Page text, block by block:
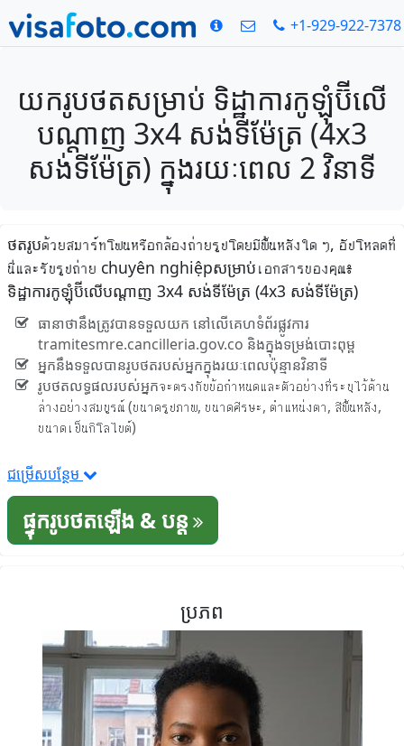
+1-929-922-7378
យករូបថតសម្រាប់ ទិដ្ឋាការកូឡុំប៊ីលើ
បណ្តាញ 3x4 សង់ទីម៉ែត្រ (4x3
សង់ទីម៉ែត្រ) ក្នុងរយៈពេល 2 វិនាទី
ថតរូបด้วยสมาร์ทโฟนหรือกล้องถ่ายรูปโดยมีพื้นหลังใด ๆ, อัปโหลดที่
นี่และรับรูปถ่าย chuyên nghiệpសម្រាប់เอกสารของคุณ៖
ទិដ្ឋាការកូឡុំប៊ីលើបណ្តាញ 3x4 សង់ទីម៉ែត្រ (4x3 សង់ទីម៉ែត្រ)
ធានាថានឹងត្រូវបានទទួលយក នៅលើគេហទំព័រផ្លូវការ
tramitesmre.cancilleria.gov.co និងក្នុងទម្រង់បោះពុម្ព
អ្នកនឹងទទួលបានរូបថតរបស់អ្នកក្នុងរយៈពេលប៉ុន្មានវិនាទី
រូបថតលទ្ធផលរបស់អ្នកจะตรงกับข้อกำหนดและตัวอย่างที่ระบุไว้ด้าน
ล่างอย่างสมบูรณ์ (ขนาดรูปภาพ, ขนาดศีรษะ, ตำแหน่งตา, สีพื้นหลัง,
ขนาดเป็นกิโลไบต์)
ជម្រើសបន្ថែម
ផ្ទុករូបថតឡើង & បន្ត
ប្រភព